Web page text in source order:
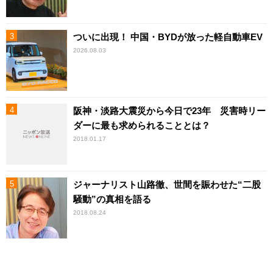
ついに出現！ 中国・BYDが放った軽自動車EV
2026.08.03
阪神・淡路大震災から今日で23年 災害時リー
ダーに最も求められることとは？
2018.01.17
ジャーナリスト山路徹、世間を賑わせた“二股
騒動”の真相を語る
2018.08.24